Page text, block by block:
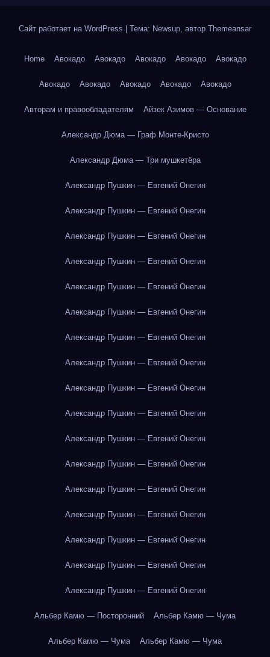
Сайт работает на WordPress | Тема: Newsup, автор Themeansar
Home Авокадо Авокадо Авокадо Авокадо Авокадо
Авокадо Авокадо Авокадо Авокадо Авокадо
Авторам и правообладателям Айзек Азимов — Основание
Александр Дюма — Граф Монте-Кристо
Александр Дюма — Три мушкетёра
Александр Пушкин — Евгений Онегин
Александр Пушкин — Евгений Онегин
Александр Пушкин — Евгений Онегин
Александр Пушкин — Евгений Онегин
Александр Пушкин — Евгений Онегин
Александр Пушкин — Евгений Онегин
Александр Пушкин — Евгений Онегин
Александр Пушкин — Евгений Онегин
Александр Пушкин — Евгений Онегин
Александр Пушкин — Евгений Онегин
Александр Пушкин — Евгений Онегин
Александр Пушкин — Евгений Онегин
Александр Пушкин — Евгений Онегин
Александр Пушкин — Евгений Онегин
Александр Пушкин — Евгений Онегин
Александр Пушкин — Евгений Онегин
Александр Пушкин — Евгений Онегин
Альбер Камю — Посторонний Альбер Камю — Чума
Альбер Камю — Чума Альбер Камю — Чума